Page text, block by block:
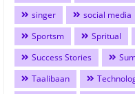
singer
social media
Sportsm
Spritual
Success Stories
Taalibaan